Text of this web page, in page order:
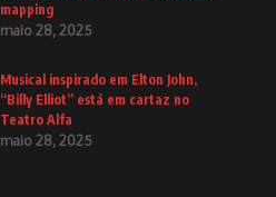
mapping
maio 28, 2025
Musical inspirado em Elton John,
“Billy Elliot” está em cartaz no
Teatro Alfa
maio 28, 2025